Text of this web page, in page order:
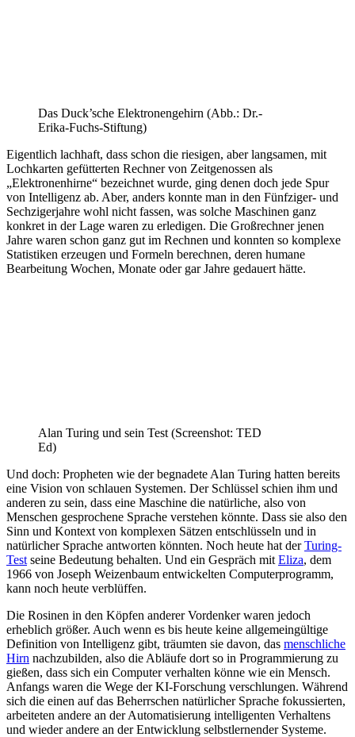
Das Duck’sche Elektronengehirn (Abb.: Dr.-
Erika-Fuchs-Stiftung)
Eigentlich lachhaft, dass schon die riesigen, aber langsamen, mit
Lochkarten gefütterten Rechner von Zeitgenossen als
„Elektronenhirne“ bezeichnet wurde, ging denen doch jede Spur
von Intelligenz ab. Aber, anders konnte man in den Fünfziger- und
Sechzigerjahre wohl nicht fassen, was solche Maschinen ganz
konkret in der Lage waren zu erledigen. Die Großrechner jenen
Jahre waren schon ganz gut im Rechnen und konnten so komplexe
Statistiken erzeugen und Formeln berechnen, deren humane
Bearbeitung Wochen, Monate oder gar Jahre gedauert hätte.
Alan Turing und sein Test (Screenshot: TED
Ed)
Und doch: Propheten wie der begnadete Alan Turing hatten bereits
eine Vision von schlauen Systemen. Der Schlüssel schien ihm und
anderen zu sein, dass eine Maschine die natürliche, also von
Menschen gesprochene Sprache verstehen könnte. Dass sie also den
Sinn und Kontext von komplexen Sätzen entschlüsseln und in
natürlicher Sprache antworten könnten. Noch heute hat derTuring-
Test seine Bedeutung behalten. Und ein Gespräch mit Eliza, dem
1966 von Joseph Weizenbaum entwickelten Computerprogramm,
kann noch heute verblüffen.
Die Rosinen in den Köpfen anderer Vordenker waren jedoch
erheblich größer. Auch wenn es bis heute keine allgemeingültige
Definition von Intelligenz gibt, träumten sie davon, das menschliche
Hirn nachzubilden, also die Abläufe dort so in Programmierung zu
gießen, dass sich ein Computer verhalten könne wie ein Mensch.
Anfangs waren die Wege der KI-Forschung verschlungen. Während
sich die einen auf das Beherrschen natürlicher Sprache fokussierten,
arbeiteten andere an der Automatisierung intelligenten Verhaltens
und wieder andere an der Entwicklung selbstlernender Systeme.